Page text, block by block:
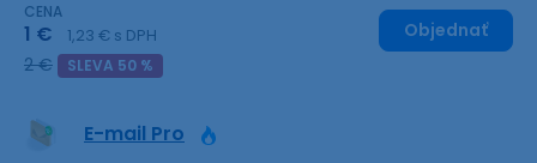
CENA
1 € 1,23 € s DPH
2 € SLEVA 50 %
Objednať
E-mail Pro